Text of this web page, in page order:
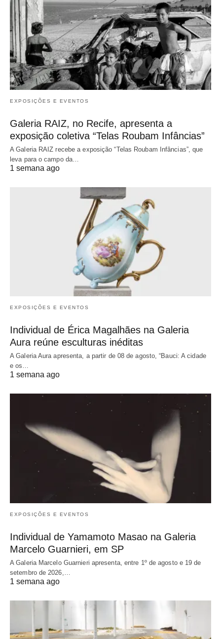
EXPOSIÇÕES E EVENTOS
Galeria RAIZ, no Recife, apresenta a
exposição coletiva “Telas Roubam Infâncias”
A Galeria RAIZ recebe a exposição “Telas Roubam Infâncias”, que
leva para o campo da…
1 semana ago
EXPOSIÇÕES E EVENTOS
Individual de Érica Magalhães na Galeria
Aura reúne esculturas inéditas
A Galeria Aura apresenta, a partir de 08 de agosto, “Bauci: A cidade
e os…
1 semana ago
EXPOSIÇÕES E EVENTOS
Individual de Yamamoto Masao na Galeria
Marcelo Guarnieri, em SP
A Galeria Marcelo Guarnieri apresenta, entre 1º de agosto e 19 de
setembro de 2026,…
1 semana ago